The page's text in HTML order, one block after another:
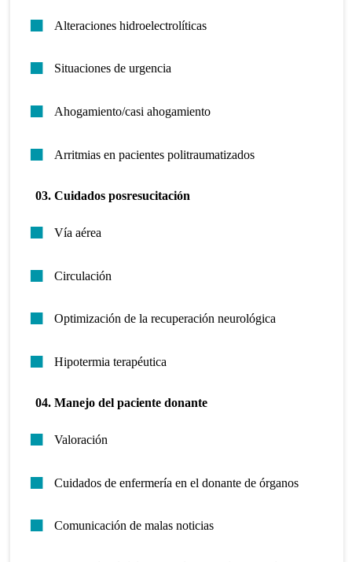
Alteraciones hidroelectrolíticas
Situaciones de urgencia
Ahogamiento/casi ahogamiento
Arritmias en pacientes politraumatizados
03. Cuidados posresucitación
Vía aérea
Circulación
Optimización de la recuperación neurológica
Hipotermia terapéutica
04. Manejo del paciente donante
Valoración
Cuidados de enfermería en el donante de órganos
Comunicación de malas noticias